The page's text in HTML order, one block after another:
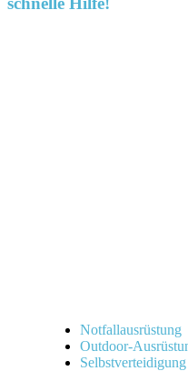
Notfallausrüstung
Outdoor-
Selbstverteidigung